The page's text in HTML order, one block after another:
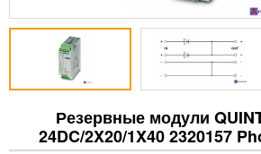
Резервные модули
24DC/2X20/1X40 2320157